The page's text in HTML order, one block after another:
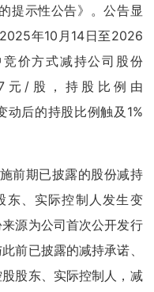
提示性公告》。公告显
年10月14日至2026
价方式减持公司股份
元/股，持股比例由
动后的持股比例触及1%
前期已披露的股份减持
东、实际控制人发生变
源为公司首次公开发行
前已披露的减持承诺、
股东、实际控制人，减